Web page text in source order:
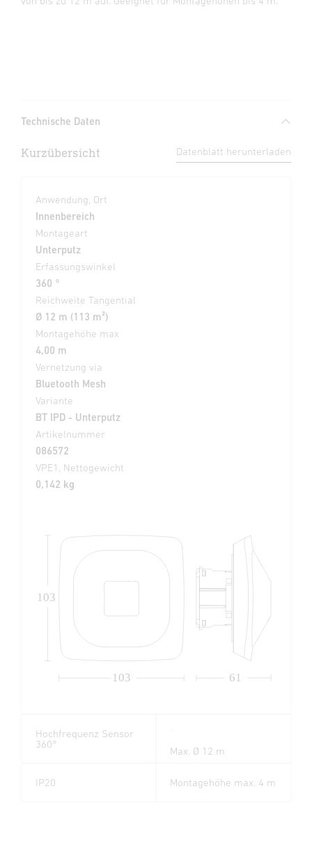
Technische Daten
Kurzübersicht Datenblatt herunterladen
Anwendung, Ort
Innenbereich
Montageart
Unterputz
Erfassungswinkel
360 °
Reichweite Tangential
Ø 12 m (113 m²)
Montagehöhe max
4,00 m
Vernetzung via
Bluetooth Mesh
Variante
BT IPD - Unterputz
Artikelnummer
086572
VPE1, Nettogewicht
0,142 kg
103
103 61
Hochfrequenz Sensor
360°
Max. Ø 12 m
IP20 Montagehöhe max. 4 m